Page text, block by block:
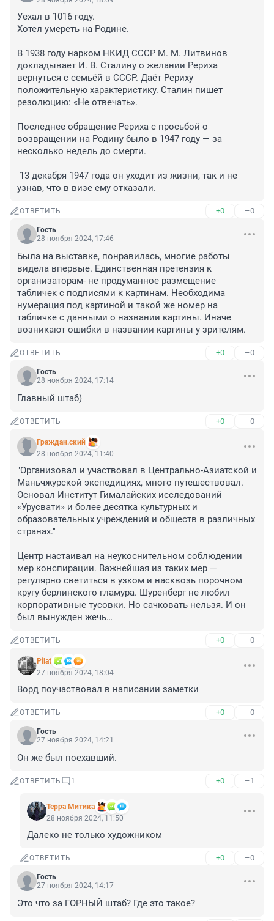
Уехал в 1016 году.
Хотел умереть на Родине.
В 1938 году нарком НКИД СССР М. М. Литвинов
докладывает И. В. Сталину о желании Рериха
вернуться с семьёй в СССР. Даёт Рериху
положительную характеристику. Сталин пишет
резолюцию: «Не отвечать».
Последнее обращение Рериха с просьбой о
возвращении на Родину было в 1947 году — за
несколько недель до смерти.
13 декабря 1947 года он уходит из жизни, так и не
узнав, что в визе ему отказали.
ОТВЕТИТЬ +0 –0
Гость
28 ноября 2024, 17:46
Была на выставке, понравилась, многие работы
видела впервые. Единственная претензия к
организаторам- не продуманное размещение
табличек с подписями к картинам. Необходима
нумерация под картиной и такой же номер на
табличке с данными о названии картины. Иначе
возникают ошибки в названии картины у зрителям.
ОТВЕТИТЬ +0 –0
Гость
28 ноября 2024, 17:14
Главный штаб)
ОТВЕТИТЬ +0 –0
Граждан.ский
28 ноября 2024, 11:40
"Организовал и участвовал в Центрально-Азиатской и
Маньчжурской экспедициях, много путешествовал.
Основал Институт Гималайских исследований
«Урусвати» и более десятка культурных и
образовательных учреждений и обществ в различных
странах."
Центр настаивал на неукоснительном соблюдении
мер конспирации. Важнейшая из таких мер —
регулярно светиться в узком и насквозь порочном
кругу берлинского гламура. Шуренберг не любил
корпоративные тусовки. Но сачковать нельзя. И он
был вынужден жечь…
ОТВЕТИТЬ +0 –0
Pilat
27 ноября 2024, 18:04
Ворд поучаствовал в написании заметки
ОТВЕТИТЬ +0 –0
Гость
27 ноября 2024, 14:21
Он же был поехавший.
ОТВЕТИТЬ 1 +0 –1
Терра Митика
28 ноября 2024, 11:50
Далеко не только художником
ОТВЕТИТЬ +0 –0
Гость
27 ноября 2024, 14:17
Это что за ГОРНЫЙ штаб? Где это такое?